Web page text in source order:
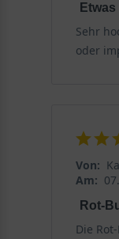
Sehr
oder
Von:
Am:
Rot-
Die